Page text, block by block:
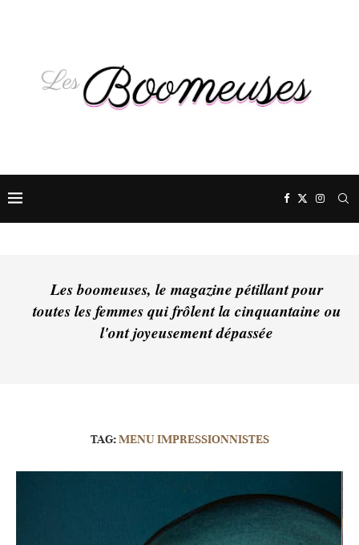
Les boomeuses, le magazine pétillant pour
toutes les femmes qui frôlent la cinquantaine ou
l'ont joyeusement dépassée
TAG:MENU IMPRESSIONNISTES